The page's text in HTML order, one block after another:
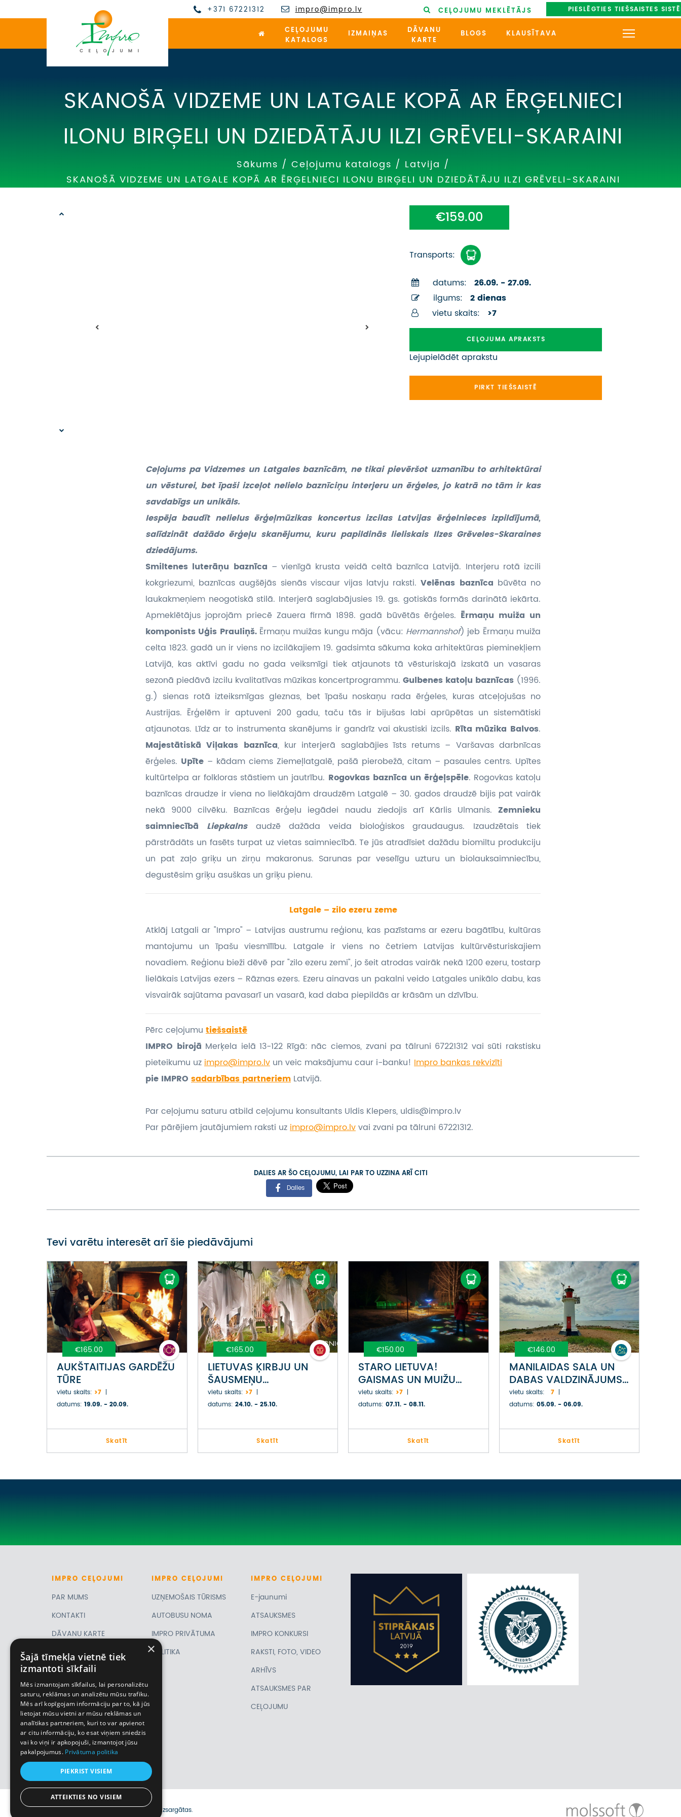
+371 67221312 impro@impro.lv CEĻOJUMU MEKLĒTĀJS PIESLĒGTIES TIEŠSAISTES
CEĻOJUMU
KATALOGS
IZMAIŅAS
DĀVANU
KARTE
BLOGS KLAUSĪTAVA
AUTOBUSU NOMA
UZŅEMOŠAIS TŪRISMS
PIRMSLĪGUMA INFORMĀCIJA,
PIEMIŅAS ISTABA
Seko mums:
SKANOŠĀ VIDZEME UN LATGALE KOPĀ AR ĒRĢELNIECI
ILONU BIRĢELI UN DZIEDĀTĀJU ILZI GRĒVELI-SKARAINI
Sākums / Ceļojumu katalogs / Latvija /
SKANOŠĀ VIDZEME UN LATGALE KOPĀ AR ĒRĢELNIECI ILONU BIRĢELI UN DZIEDĀTĀJU ILZI GRĒVELI-SKARAINI
€159.00
Transports:
datums:
26.09. - 27.09.
ilgums:
2 dienas
vietu skaits:
>7
CEĻOJUMA APRAKSTS
Lejupielādēt aprakstu
PIRKT TIEŠSAISTĒ
Ceļojums pa Vidzemes un Latgales baznīcām, ne tikai pievēršot uzmanību to arhitektūrai
un vēsturei, bet īpaši izceļot nelielo baznīciņu interjeru un ērģeles, jo katrā no tām ir kas
savdabīgs un unikāls.
Iespēja baudīt nelielus ērģeļmūzikas koncertus izcilas Latvijas ērģelnieces izpildījumā,
salīdzināt dažādo ērģeļu skanējumu, kuru papildinās lieliskais Ilzes Grēveles-Skaraines
dziedājums.
Smiltenes luterāņu baznīca – vienīgā krusta veidā celtā baznīca Latvijā. Interjeru rotā izcili
kokgriezumi, baznīcas augšējās sienās viscaur vijas latvju raksti.Velēnas baznīca būvēta no
laukakmeņiem neogotiskā stilā. Interjerā saglabājusies 19. gs. gotiskās formās darinātā iekārta.
Apmeklētājus joprojām priecē Zauera firmā 1898. gadā būvētās ērģeles. Ērmaņu muiža un
komponists Uģis Prauliņš. Ērmaņu muižas kungu māja (vācu: Hermannshof) jeb Ērmaņu muiža
celta 1823. gadā un ir viens no izcilākajiem 19. gadsimta sākuma koka arhitektūras pieminekļiem
Latvijā, kas aktīvi gadu no gada veiksmīgi tiek atjaunots tā vēsturiskajā izskatā un vasaras
sezonā piedāvā izcilu kvalitatīvas mūzikas koncertprogrammu. Gulbenes katoļu baznīcas (1996.
g.) sienas rotā izteiksmīgas gleznas, bet īpašu noskaņu rada ērģeles, kuras atceļojušas no
Austrijas. Ērģelēm ir aptuveni 200 gadu, taču tās ir bijušas labi aprūpētas un sistemātiski
atjaunotas. Līdz ar to instrumenta skanējums ir gandrīz vai akustiski izcils. Rīta mūzika Balvos.
Majestātiskā Viļakas baznīca, kur interjerā saglabājies īsts retums – Varšavas darbnīcas
ērģeles. Upīte – kādam ciems Ziemeļlatgalē, pašā pierobežā, citam – pasaules centrs. Upītes
kultūrtelpa ar folkloras stāstiem un jautrību. Rogovkas baznīca un ērģeļspēle. Rogovkas katoļu
baznīcas draudze ir viena no lielākajām draudzēm Latgalē – 30. gados draudzē bijis pat vairāk
nekā 9000 cilvēku. Baznīcas ērģeļu iegādei naudu ziedojis arī Kārlis Ulmanis. Zemnieku
saimniecībā Liepkalns audzē dažāda veida bioloģiskos graudaugus. Izaudzētais tiek
pārstrādāts un fasēts turpat uz vietas saimniecībā. Te jūs atradīsiet dažādu biomiltu produkciju
un pat zaļo griķu un zirņu makaronus. Sarunas par veselīgu uzturu un biolauksaimniecību,
degustēsim griķu asuškas un griķu pienu.
Latgale – zilo ezeru zeme
Atklāj Latgali ar "Impro" – Latvijas austrumu reģionu, kas pazīstams ar ezeru bagātību, kultūras
mantojumu un īpašu viesmīlību. Latgale ir viens no četriem Latvijas kultūrvēsturiskajiem
novadiem. Reģionu bieži dēvē par "zilo ezeru zemi", jo šeit atrodas vairāk nekā 1200 ezeru, tostarp
lielākais Latvijas ezers – Rāznas ezers. Ezeru ainavas un pakalni veido Latgales unikālo dabu, kas
visvairāk sajūtama pavasarī un vasarā, kad daba piepildās ar krāsām un dzīvību.
Pērc ceļojumu tiešsaistē
IMPRO birojā Merķela ielā 13-122 Rīgā: nāc ciemos, zvani pa tālruni 67221312 vai sūti rakstisku
pieteikumu uzimpro@impro.lv un veic maksājumu caur i-banku! Impro bankas rekvizīti
pie IMPRO sadarbības partneriem Latvijā.
Par ceļojumu saturu atbild ceļojumu konsultants Uldis Klepers, uldis@impro.lv
Par pārējiem jautājumiem raksti uzimpro@impro.lvvai zvani pa tālruni 67221312.
DALIES AR ŠO CEĻOJUMU, LAI PAR TO UZZINA ARĪ CITI
Dalies
Tevi varētu interesēt arī šie piedāvājumi
€165.00
AUKŠTAITIJAS GARDĒŽU
TŪRE
vietu skaits: >7
datums: 19.09. - 20.09.
Skatīt
€165.00
LIETUVAS ĶIRBJU UN
ŠAUSMEŅU
PIEDZĪVOJUMU TŪRE
SKOLĒNU BRĪVDIENĀS
vietu skaits: >7
datums: 24.10. - 25.10.
Skatīt
€150.00
STARO LIETUVA!
GAISMAS UN MUIŽU
CEĻŠ LIETUVĀ
vietu skaits: >7
datums: 07.11. - 08.11.
Skatīt
€146.00
MANILAIDAS SALA UN
DABAS VALDZINĀJUMS
PĒRNAVAS LĪČA
PIEKRASTĒ
vietu skaits:
7
datums: 05.09. - 06.09.
Skatīt
IMPRO CEĻOJUMI
PAR MUMS
KONTAKTI
DĀVANU KARTE
PIRMSLĪGUMA
INFORMĀCIJA, KLIENTA
LĪGUMS,
CEĻOJUMU
APDROŠINĀŠANA
VĪZU ANKETAS
Piemiņas istaba
IMPRO CEĻOJUMI
UZŅEMOŠAIS TŪRISMS
AUTOBUSU NOMA
IMPRO PRIVĀTUMA
POLITIKA
IMPROCEĻOJUMI
E-jaunumi
ATSAUKSMES
IMPRO KONKURSI
RAKSTI, FOTO, VIDEO
ARHĪVS
ATSAUKSMES PAR
CEĻOJUMU
© 2026 Impro ceļojumi. Visas tiesības aizsargātas.
×
Šajā tīmekļa vietnē tiek
izmantoti sīkfaili
Mēs izmantojam sīkfailus, lai personalizētu
saturu, reklāmas un analizētu mūsu trafiku.
Mēs arī kopīgojam informāciju par to, kā jūs
lietojat mūsu vietni ar mūsu reklāmas un
analītikas partneriem, kuri to var apvienot
ar citu informāciju, ko esat viņiem sniedzis
vai ko viņi ir apkopojuši, izmantojot jūsu
pakalpojumus. Privātuma politika
PIEKRIST VISIEM
ATTEIKTIES NO VISIEM